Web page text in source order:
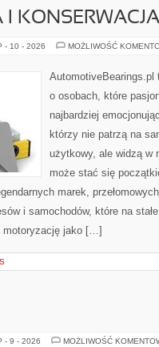
I KONSERWACJA
- 10 - 2026 MOŻLIWOŚĆ
o osobach, które
najbardziej
którzy nie patrzą na
użytkowy, ale widzą w
może stać się
marek,
i samochodów, które na
motoryzację jako […]
- 9 - 2026 MOŻLIWOŚĆ